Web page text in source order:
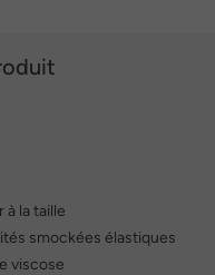
à la taille
smockées élastiques
viscose